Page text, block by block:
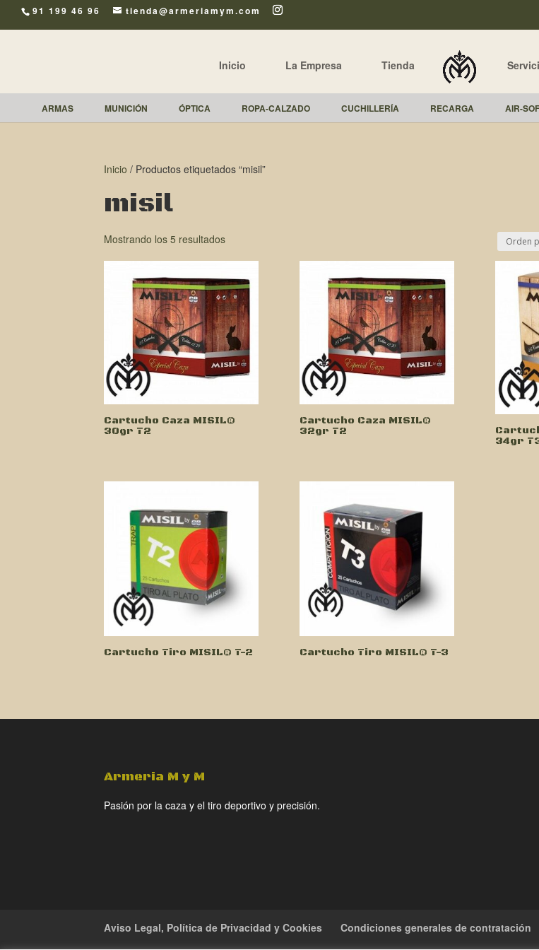
91 199 46 96 tienda@armeriamym.com
Inicio La Empresa Tienda
ARMAS MUNICIÓN ÓPTICA ROPA-CALZADO CUCHILLERÍA RECARGA AIR-
Inicio / Productos etiquetados “misil”
misil
Mostrando los 5 resultados
Cartucho Caza MISIL®
30gr T2
Cartucho Caza MISIL®
32gr T2
34gr
Cartucho Tiro MISIL® T-2 Cartucho Tiro MISIL® T-3
Armeria M y M
Pasión por la caza y el tiro deportivo y precisión.
Aviso Legal, Política de Privacidad y Cookies Condiciones generales de contratación